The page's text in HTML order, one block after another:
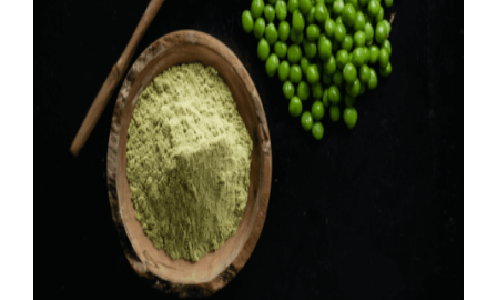
Máte chuť na voňavý domáci perník, ale nechcete hľadať
recept, vážiť množstvo…